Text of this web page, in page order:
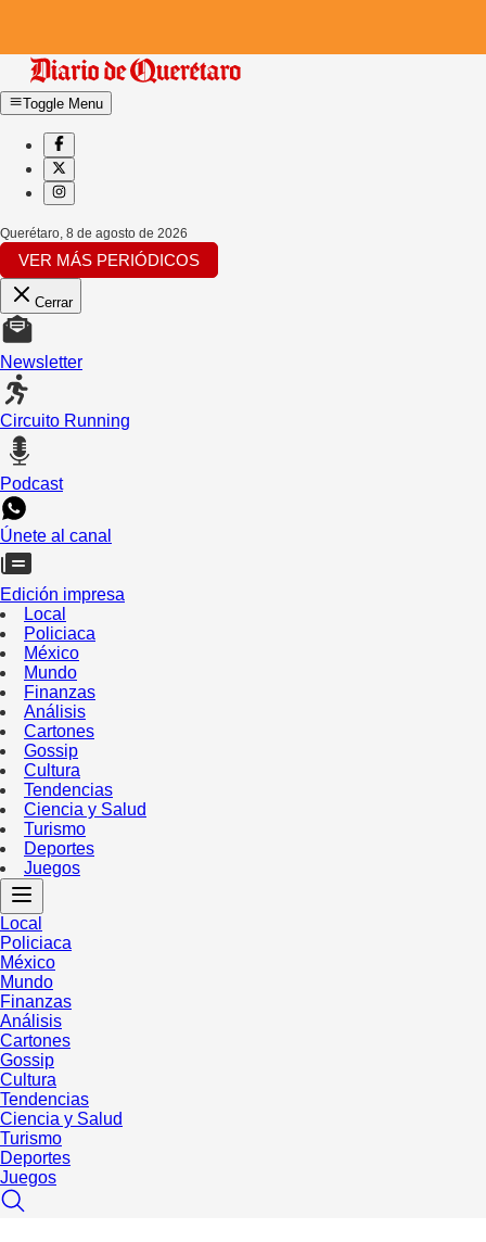
Toggle Menu
Querétaro, 8 de agosto de 2026
VER MÁS PERIÓDICOS
Cerrar
Newsletter
Circuito Running
Podcast
Únete al canal
Edición impresa
Local
Policiaca
México
Mundo
Finanzas
Análisis
Cartones
Gossip
Cultura
Tendencias
Ciencia y Salud
Turismo
Deportes
Juegos
Local
Policiaca
México
Mundo
Finanzas
Análisis
Cartones
Gossip
Cultura
Tendencias
Ciencia y Salud
Turismo
Deportes
Juegos